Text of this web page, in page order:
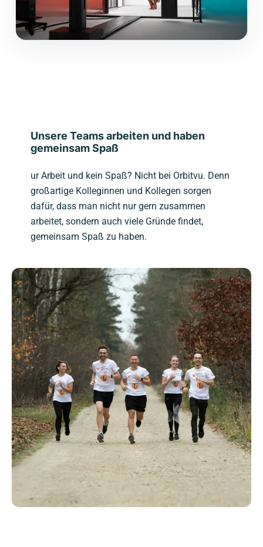
Unsere Teams arbeiten und haben
gemeinsam Spaß
ur Arbeit und kein Spaß? Nicht bei Orbitvu. Denn
großartige Kolleginnen und Kollegen sorgen
dafür, dass man nicht nur gern zusammen
arbeitet, sondern auch viele Gründe findet,
gemeinsam Spaß zu haben.